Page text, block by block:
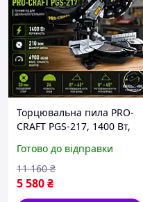
Торцювальна пила PRO-
CRAFT PGS-217, 1400 Вт,
маркер, кут нахилу 45°,
для точного різання
деревини
Готово до відправки
5 580₴
11 160 ₴